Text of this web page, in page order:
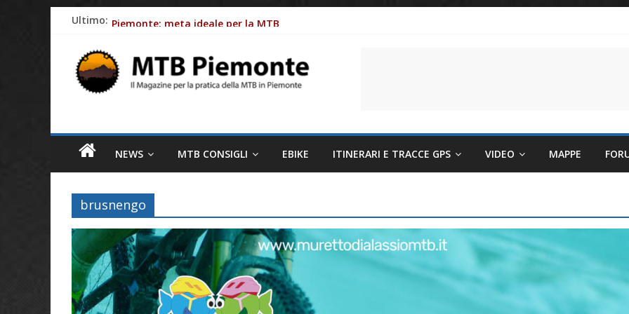
content
Ultimo: Piemonte: meta ideale per la MTB
Ciclismo e allergie primaverili: 8 consigli per evitare sintomi e mantenere la performance
Come le aziende stanno rendendo le bici elettriche sempre più sostenibili
MTB
Piemonte
Il
magazine
pratica
della
MTB
in
Piemonte
NEWS MTB CONSIGLI EBIKE ITINERARI E TRACCE GPS VIDEO MAPPE
brusnengo